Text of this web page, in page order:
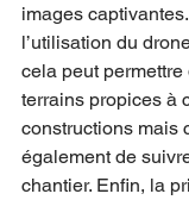
images
l’utilisation du
cela peut
terrains propices à
constructions mais
également de
chantier. Enfin, la